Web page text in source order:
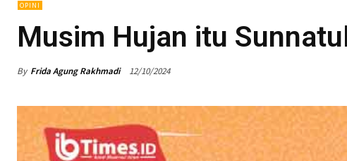
OPINI
Musim Hujan itu
By Frida Agung Rakhmadi 12/10/2024